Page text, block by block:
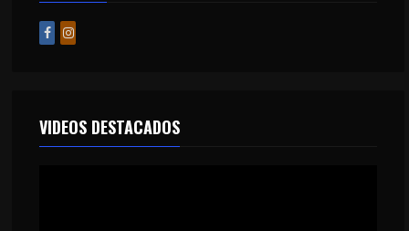
VIDEOS DESTACADOS